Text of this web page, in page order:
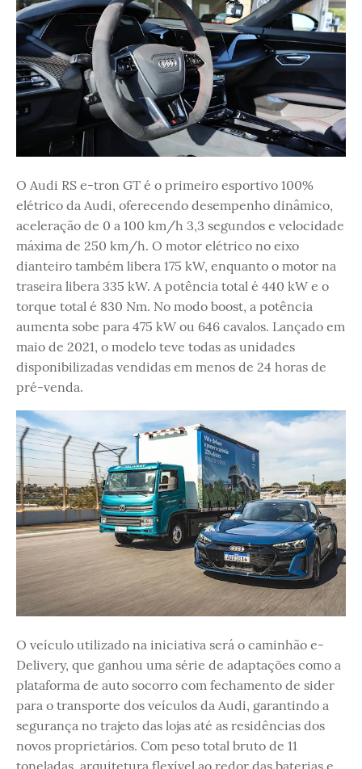
O Audi RS e-tron GT é o primeiro esportivo 100%
elétrico da Audi, oferecendo desempenho dinâmico,
aceleração de 0 a 100 km/h 3,3 segundos e velocidade
máxima de 250 km/h. O motor elétrico no eixo
dianteiro também libera 175 kW, enquanto o motor na
traseira libera 335 kW. A potência total é 440 kW e o
torque total é 830 Nm. No modo boost, a potência
aumenta sobe para 475 kW ou 646 cavalos. Lançado em
maio de 2021, o modelo teve todas as unidades
disponibilizadas vendidas em menos de 24 horas de
pré-venda.
O veículo utilizado na iniciativa será o caminhão e-
Delivery, que ganhou uma série de adaptações como a
plataforma de auto socorro com fechamento de sider
para o transporte dos veículos da Audi, garantindo a
segurança no trajeto das lojas até as residências dos
novos proprietários. Com peso total bruto de 11